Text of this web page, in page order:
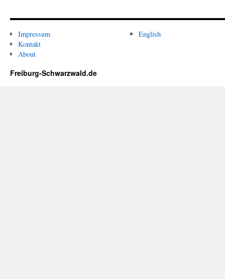
Impressum
Kontakt
About
English
Freiburg-Schwarzwald.de